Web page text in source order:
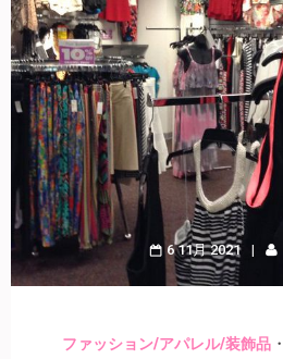
6 11月 2021
ファッション/アパレル/装飾品 ・